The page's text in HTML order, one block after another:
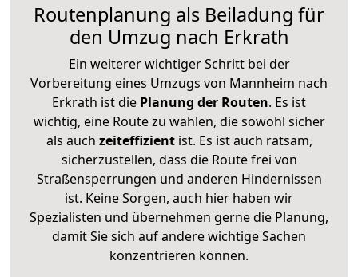
Routenplanung als Beiladung für
den Umzug nach Erkrath
Ein weiterer wichtiger Schritt bei der
Vorbereitung eines Umzugs von Mannheim nach
Erkrath ist die Planung der Routen. Es ist
wichtig, eine Route zu wählen, die sowohl sicher
als auch zeiteffizientist. Es ist auch ratsam,
sicherzustellen, dass die Route frei von
Straßensperrungen und anderen Hindernissen
ist. Keine Sorgen, auch hier haben wir
Spezialisten und übernehmen gerne die Planung,
damit Sie sich auf andere wichtige Sachen
konzentrieren können.